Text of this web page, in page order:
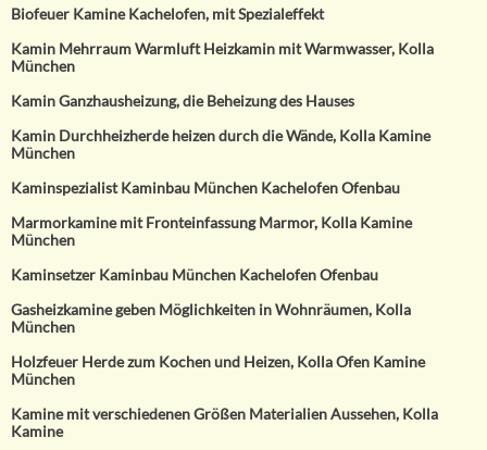
Biofeuer Kamine Kachelofen, mit Spezialeffekt
Kamin Mehrraum Warmluft Heizkamin mit Warmwasser, Kolla
München
Kamin Ganzhausheizung, die Beheizung des Hauses
Kamin Durchheizherde heizen durch die Wände, Kolla Kamine
München
Kaminspezialist Kaminbau München Kachelofen Ofenbau
Marmorkamine mit Fronteinfassung Marmor, Kolla Kamine
München
Kaminsetzer Kaminbau München Kachelofen Ofenbau
Gasheizkamine geben Möglichkeiten in Wohnräumen, Kolla
München
Holzfeuer Herde zum Kochen und Heizen, Kolla Ofen Kamine
München
Kamine mit verschiedenen Größen Materialien Aussehen, Kolla
Kamine